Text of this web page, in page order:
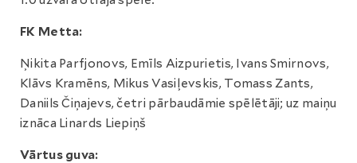
FK Metta:
Ņikita Parfjonovs, Emīls Aizpurietis, Ivans Smirnovs,
Klāvs Kramēns, Mikus Vasiļevskis, Tomass Zants,
Daniils Čiņajevs, četri pārbaudāmie spēlētāji; uz maiņu
iznāca Linards Liepiņš
Vārtus guva: